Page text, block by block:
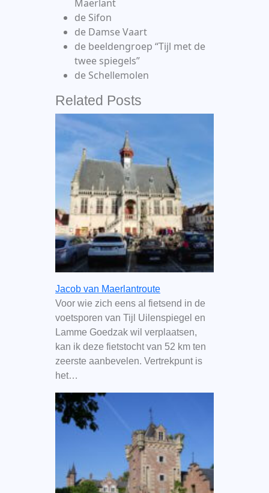
Maerlant
de Sifon
de Damse Vaart
de beeldengroep “Tijl met de
twee spiegels”
de Schellemolen
Related Posts
Jacob van Maerlantroute
Voor wie zich eens al fietsend in de
voetsporen van Tijl Uilenspiegel en
Lamme Goedzak wil verplaatsen,
kan ik deze fietstocht van 52 km ten
zeerste aanbevelen. Vertrekpunt is
het…